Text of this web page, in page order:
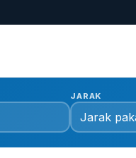
JARAK